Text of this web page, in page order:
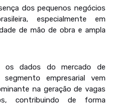
dos pequenos negócios
especialmente em
de mão de obra e ampla
os dados do mercado de
empresarial vem
na geração de vagas
contribuindo de forma